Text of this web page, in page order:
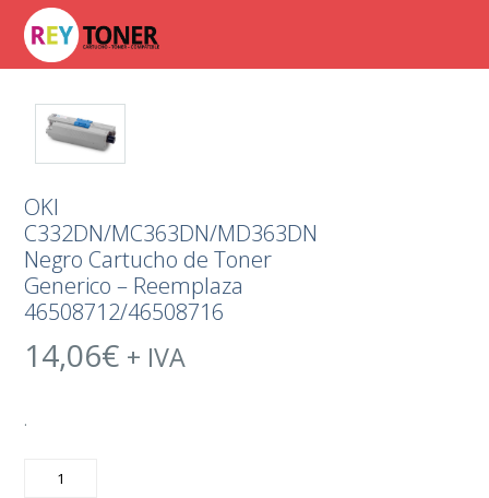
OKI
C332DN/MC363DN/MD363DN
Negro Cartucho de Toner
Generico – Reemplaza
46508712/46508716
14,06€ + IVA
.
C332DN/MC363DN/MD363DN